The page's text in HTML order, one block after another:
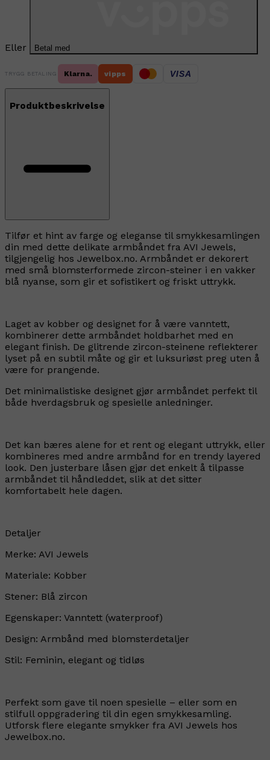
Eller Betal med
TRYGG BETALING Klarna. vipps VISA
Produktbeskrivelse
Tilfør et hint av farge og eleganse til smykkesamlingen
din med dette delikate armbåndet fra AVI Jewels,
tilgjengelig hos Jewelbox.no. Armbåndet er dekorert
med små blomsterformede zircon-steiner i en vakker
blå nyanse, som gir et sofistikert og friskt uttrykk.
Laget av kobber og designet for å være vanntett,
kombinerer dette armbåndet holdbarhet med en
elegant finish. De glitrende zircon-steinene reflekterer
lyset på en subtil måte og gir et luksuriøst preg uten å
være for prangende.
Det minimalistiske designet gjør armbåndet perfekt til
både hverdagsbruk og spesielle anledninger.
Det kan bæres alene for et rent og elegant uttrykk, eller
kombineres med andre armbånd for en trendy layered
look. Den justerbare låsen gjør det enkelt å tilpasse
armbåndet til håndleddet, slik at det sitter
komfortabelt hele dagen.
Detaljer
Merke: AVI Jewels
Materiale: Kobber
Stener: Blå zircon
Egenskaper: Vanntett (waterproof)
Design: Armbånd med blomsterdetaljer
Stil: Feminin, elegant og tidløs
Perfekt som gave til noen spesielle – eller som en
stilfull oppgradering til din egen smykkesamling.
Utforsk flere elegante smykker fra AVI Jewels hos
Jewelbox.no.